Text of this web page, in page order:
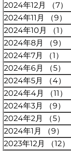
2024年12月
（7）
2024年11月
（9）
2024年10月
（1）
2024年8月
（9）
2024年7月
（1）
2024年6月
（5）
2024年5月
（4）
2024年4月
（11）
2024年3月
（9）
2024年2月
（5）
2024年1月
（9）
2023年12月
（12）